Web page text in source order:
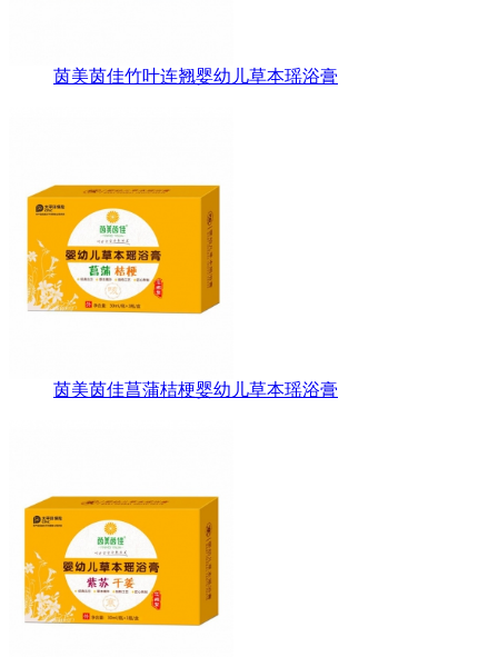
茵美茵佳竹叶连翘婴幼儿草本瑶浴膏
茵美茵佳菖蒲桔梗婴幼儿草本瑶浴膏